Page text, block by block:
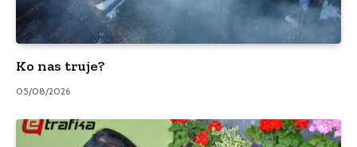
Ko nas truje?
05/08/2026